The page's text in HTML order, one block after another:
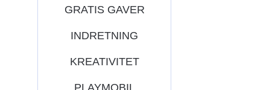
GRATIS GAVER
INDRETNING
KREATIVITET
PLAYMOBIL